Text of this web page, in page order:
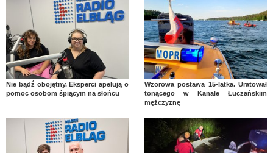
Nie bądź obojętny. Eksperci apelują o
pomoc osobom śpiącym na słońcu
Wzorowa postawa 15-latka. Uratował
tonącego w Kanale Łuczańskim
mężczyznę